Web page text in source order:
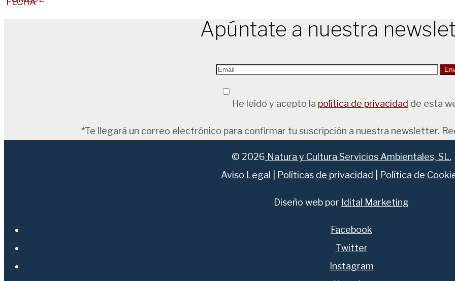
Apúntate a nuestra
He leído y acepto la política de privacidad de esta
*Te llegará un correo electrónico para confirmar tu suscripción a nuestra newsletter.
© 2026 Natura y Cultura Servicios Ambientales, SL.
Aviso Legal
Políticas de privacidad Política de
Diseño web por Idital Marketing
Facebook
Twitter
Instagram